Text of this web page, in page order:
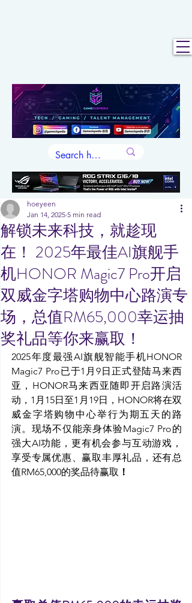
解锁未来科技，就趁现
在！ 2025年最佳AI旗舰手
机HONOR Magic7 Pro开启
双威金字塔购物中心路演专
场，总值RM65,000幸运抽
奖礼品等你来赢取！
hoeyeen
Jan 14, 2025 5 min read
2025年度最强AI旗舰智能手机HONOR
Magic7 Pro已于1月9日正式登陆马来西
亚，HONOR马来西亚随即开启路演活
动，1月15日至1月19日，HONOR将在双
威金字塔购物中心举行为期五天的路
演。现场不仅能亲身体验Magic7 Pro的
强大AI功能，更有机会参与互动游戏，
享受专属优惠、赢取丰厚礼品，还有总
值RM65,000的奖品待赢取 ！